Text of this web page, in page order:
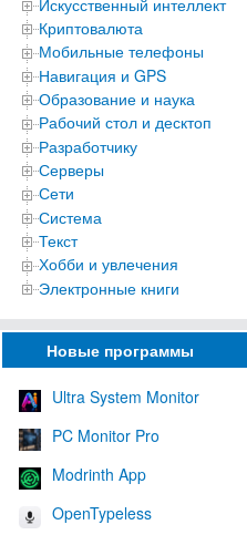
Криптовалюта
Мобильные телефоны
Навигация и GPS
Образование и наука
Рабочий стол и десктоп
Разработчику
Серверы
Сети
Система
Текст
Хобби и увлечения
Электронные книги
Новые программы
Ultra System Monitor
PC Monitor Pro
Modrinth App
OpenTypeless